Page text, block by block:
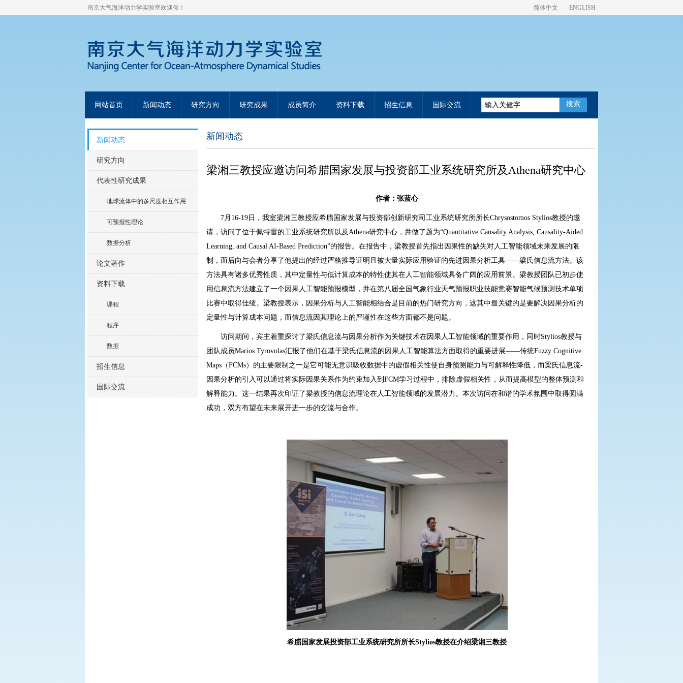
南京大气海洋动力学实验室欢迎你！ ENGLISH
简体中文
网站首页 新闻动态 研究方向 研究成果 成员简介 资料下载 招生信息 国际交流 搜索
新闻动态
研究方向
代表性研究成果
地球流体中的多尺度相互作用
可预报性理论
数据分析
论文著作
资料下载
课程
程序
数据
招生信息
国际交流
新闻动态
梁湘三教授应邀访问希腊国家发展与投资部工业系统研究所及Athena研究中心
作者：张蓝心
7月 16-19 日，我室梁湘三教授应希腊国家发展与投资部创新研究司工业系统研究所所长Chrysostomos Stylios教授的邀
请，访问了位于佩特雷的工业系统研究所以及Athena研究中心，并做了题为“Quantitative Causality Analysis, Causality-Aided
Learning, and Causal AI-Based Prediction”的报告。在报告中，梁教授首先指出因果性的缺失对人工智能领域未来发展的限
制，而后向与会者分享了他提出的经过严格推导证明且被大量实际应用验证的先进因果分析工具——梁氏信息流方法。该
方法具有诸多优秀性质，其中定量性与低计算成本的特性使其在人工智能领域具备广阔的应用前景。梁教授团队已初步使
用信息流方法建立了一个因果人工智能预报模型，并在第八届全国气象行业天气预报职业技能竞赛智能气候预测技术单项
比赛中取得佳绩。梁教授表示，因果分析与人工智能相结合是目前的热门研究方向，这其中最关键的是要解决因果分析的
定量性与计算成本问题，而信息流因其理论上的严谨性在这些方面都不是问题。
访问期间，宾主着重探讨了梁氏信息流与因果分析作为关键技术在因果人工智能领域的重要作用，同时Stylios教授与
团队成员Marios Tyrovolas汇报了他们在基于梁氏信息流的因果人工智能算法方面取得的重要进展——传统Fuzzy Cognitive
Maps （FCMs）的主要限制之一是它可能无意识吸收数据中的虚假相关性使自身预测能力与可解释性降低，而梁氏信息流-
因果分析的引入可以通过将实际因果关系作为约束加入到 FCM学习过程中，排除虚假相关性，从而提高模型的整体预测和
解释能力。这一结果再次印证了梁教授的信息流理论在人工智能领域的发展潜力。本次访问在和谐的学术氛围中取得圆满
成功，双方有望在未来展开进一步的交流与合作。
希腊国家发展投资部工业系统研究所所长Stylios教授在介绍梁湘三教授